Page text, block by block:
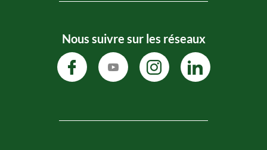
Nous suivre sur les réseaux